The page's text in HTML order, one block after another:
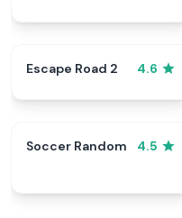
Escape Road 2 4.6
Soccer Random 4.5